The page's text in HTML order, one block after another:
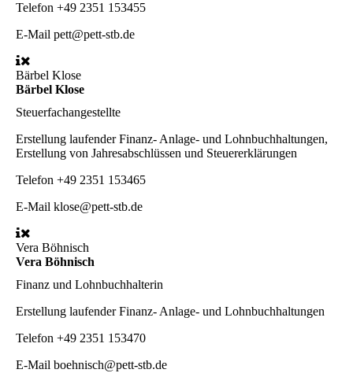
Telefon +49 2351 153455
E-Mail pett@pett-stb.de
Bärbel Klose
Bärbel Klose
Steuerfachangestellte
Erstellung laufender Finanz- Anlage- und Lohnbuchhaltungen,
Erstellung von Jahresabschlüssen und Steuererklärungen
Telefon +49 2351 153465
E-Mail klose@pett-stb.de
Vera Böhnisch
Vera Böhnisch
Finanz und Lohnbuchhalterin
Erstellung laufender Finanz- Anlage- und Lohnbuchhaltungen
Telefon +49 2351 153470
E-Mail boehnisch@pett-stb.de